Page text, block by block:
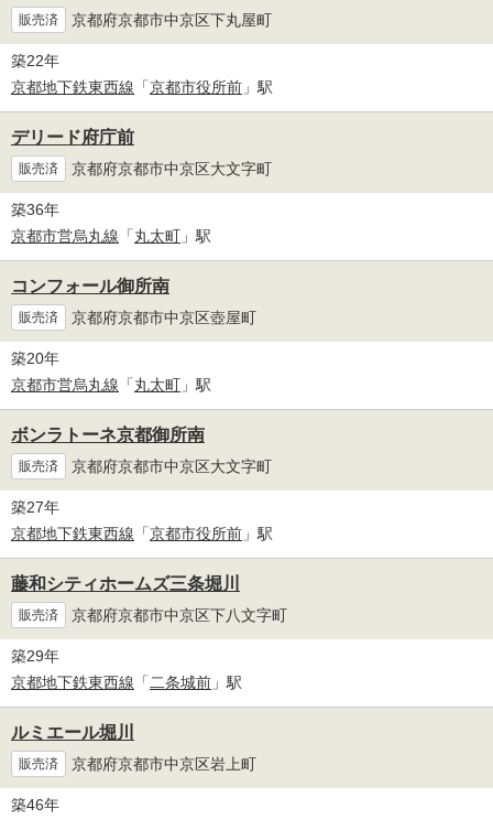
販売済 京都府京都市中京区下丸屋町
築22年
京都地下鉄東西線 「京都市役所前 」駅
デリード府庁前
販売済 京都府京都市中京区大文字町
築36年
京都市営烏丸線 「丸太町 」駅
コンフォール御所南
販売済 京都府京都市中京区壺屋町
築20年
京都市営烏丸線 「丸太町 」駅
ボンラトーネ京都御所南
販売済 京都府京都市中京区大文字町
築27年
京都地下鉄東西線 「京都市役所前 」駅
藤和シティホームズ三条堀川
販売済 京都府京都市中京区下八文字町
築29年
京都地下鉄東西線 「 二条城前 」駅
ルミエール堀川
販売済 京都府京都市中京区岩上町
築46年